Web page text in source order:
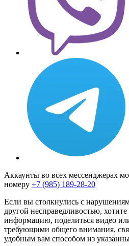
Аккаунты во всех мессенджерах
номеру +7 (985) 189-28-20
Если вы столкнулись с
другой несправедливостью,
информацию, поделиться видео
требующими общего внимания,
удобным вам способом из